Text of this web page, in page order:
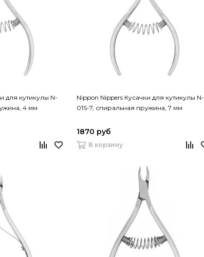
для кутикулы N-
4 мм
Nippon Nippers Кусачки для кутикулы N-
01S-7, спиральная пружина, 7 мм
1870 руб
В корзину